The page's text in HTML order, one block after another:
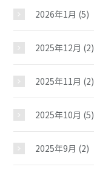
2026年1月 (5)
2025年12月 (2)
2025年11月 (2)
2025年10月 (5)
2025年9月 (2)